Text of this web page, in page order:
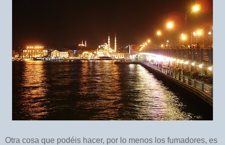
Otra cosa que podéis hacer, por lo menos los fumadores, es